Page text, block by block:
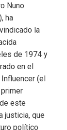
Nuno
ha
la
de 1974 y
en el
(el
este
justicia, que
político